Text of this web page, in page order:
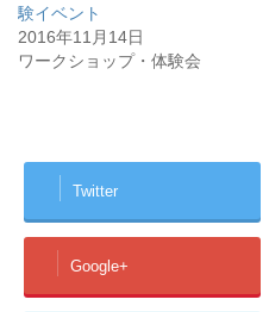
験イベント
2016年11月14日
ワークショップ・体験会
Twitter
Google+